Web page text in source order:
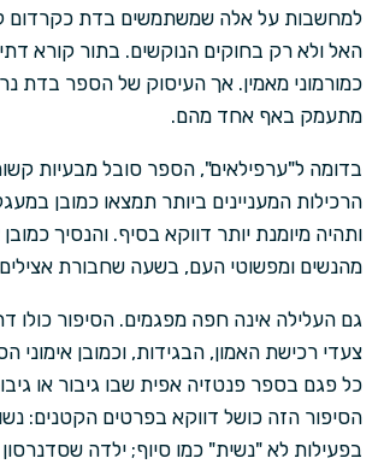
למחשבות על אלה שמשתמשים בדת כקרדום
האל ולא רק בחוקים הנוקשים. בתור קורא
כמורמוני מאמין. אך העיסוק של הספר בדת
מתעמק באף אחד מהם.
בדומה ל"ערפילאים", הספר סובל מבעיות
הרכילות המעניינים ביותר תמצאו כמובן
ותהיה מיומנת יותר דווקא בסיף. והנסיך
מהנשים ומפשוטי העם, בשעה שחבורת
גם העלילה אינה חפה מפגמים. הסיפור
צעדי רכישת האמון, הבגידות, וכמובן
כל פגם בספר פנטזיה אפית שבו גיבור או
הסיפור הזה כושל דווקא בפרטים הקטנים:
בפעילות לא "נשית" כמו סיוף; ילדה